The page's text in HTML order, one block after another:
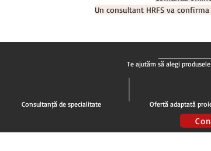
Un consultant HRFS va
Te ajutăm să alegi
Consultanță de specialitate Ofertă adaptată